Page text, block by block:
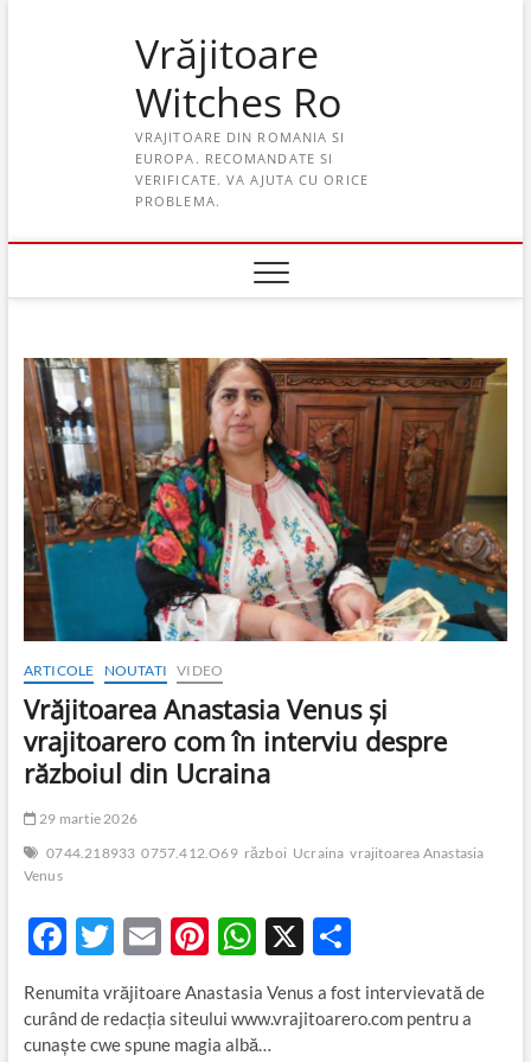
Vrăjitoare
Witches Ro
VRAJITOARE DIN ROMANIA SI
EUROPA. RECOMANDATE SI
VERIFICATE. VA AJUTA CU ORICE
PROBLEMA.
ARTICOLE NOUTATI VIDEO
Vrăjitoarea Anastasia Venus și
vrajitoarero com în interviu despre
războiul din Ucraina
29 martie 2026
0744.218933 0757.412.O69 război Ucraina vrajitoarea Anastasia
Venus
F
ac
e
b
T
w
itt
er
E
m
ail
Pi
nt
er
es
W
h
at
s
X P
ar
ta
Renumita vrăjitoare Anastasia Venus a fost intervievată de
curând de redacția siteului www.vrajitoarero.com pentru a
cunaște cwe spune magia albă…